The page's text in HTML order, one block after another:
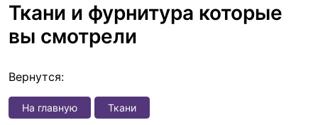
Ткани и фурнитура которые
вы смотрели
Вернутся:
На главную Ткани